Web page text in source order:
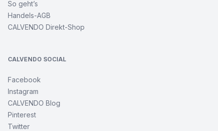
So geht’s
Handels-AGB
CALVENDO Direkt-Shop
CALVENDO SOCIAL
Facebook
Instagram
CALVENDO Blog
Pinterest
Twitter